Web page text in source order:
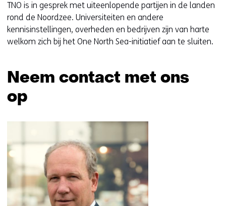
TNO is in gesprek met uiteenlopende partijen in de landen
rond de Noordzee. Universiteiten en andere
kennisinstellingen, overheden en bedrijven zijn van harte
welkom zich bij het One North Sea-initiatief aan te sluiten.
Neem contact met ons
op
over
(Neem
contact
met
ons
op)